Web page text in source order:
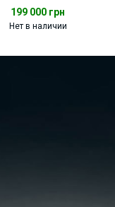
199 000 грн
Нет в наличии